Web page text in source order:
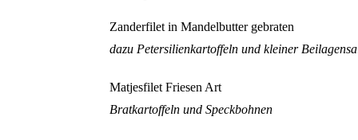
Zanderfilet in Mandelbutter gebraten
dazu Petersilienkartoffeln und kleiner
Matjesfilet Friesen Art
Bratkartoffeln und Speckbohnen